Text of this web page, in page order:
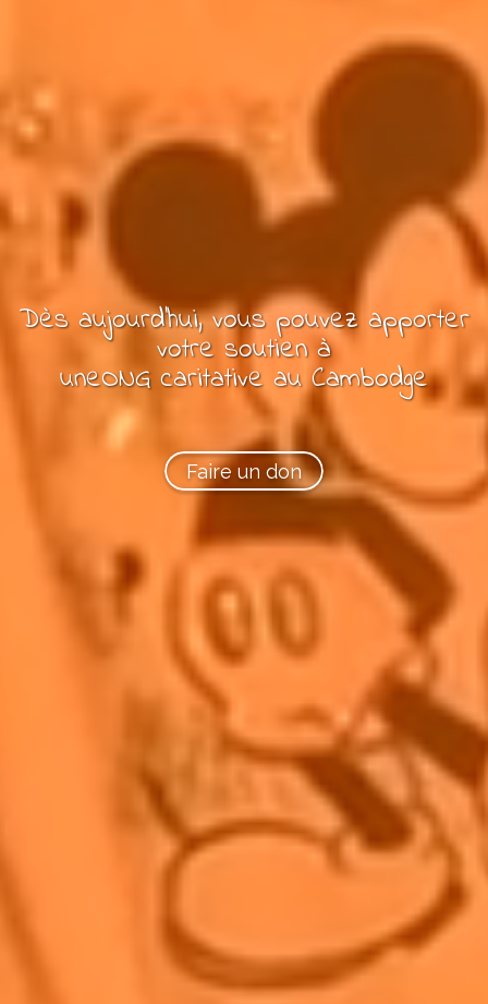
Dès aujourd'hui, vous pouvez apporter
votre soutien à
uneONG caritative au Cambodge
Faire un don